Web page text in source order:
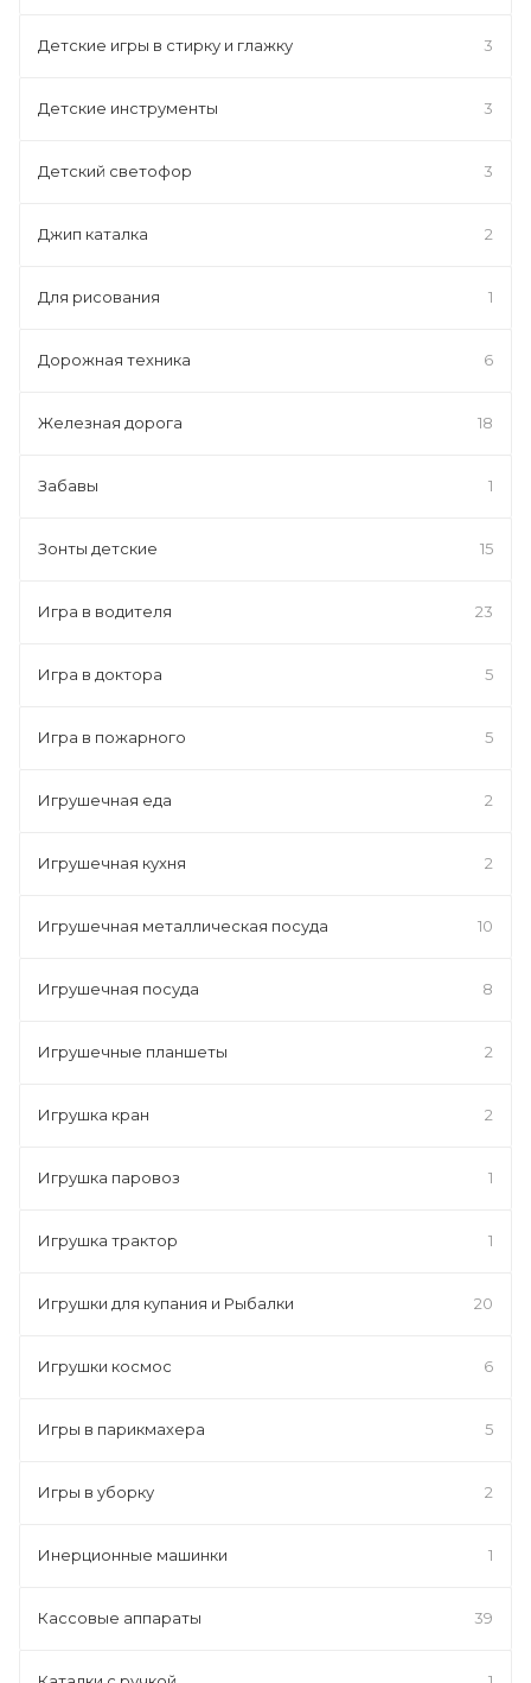
Детские игры в стирку и глажку 3
Детские инструменты 3
Детский светофор 3
Джип каталка 2
Для рисования 1
Дорожная техника 6
Железная дорога 18
Забавы 1
Зонты детские 15
Игра в водителя 23
Игра в доктора 5
Игра в пожарного 5
Игрушечная еда 2
Игрушечная кухня 2
Игрушечная металлическая посуда 10
Игрушечная посуда 8
Игрушечные планшеты 2
Игрушка кран 2
Игрушка паровоз 1
Игрушка трактор 1
Игрушки для купания и Рыбалки 20
Игрушки космос 6
Игры в парикмахера 5
Игры в уборку 2
Инерционные машинки 1
Кассовые аппараты 39